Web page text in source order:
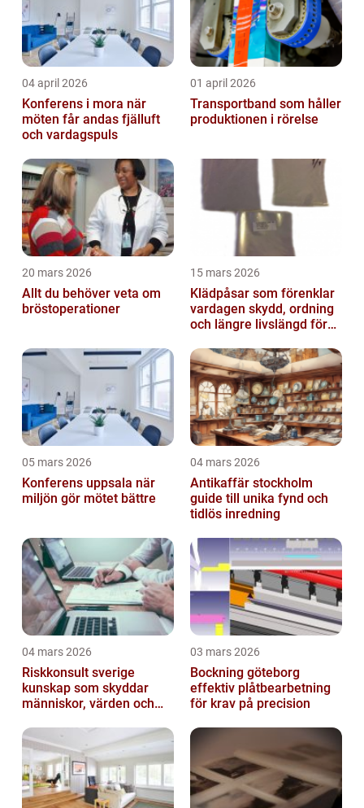
04 april 2026
Konferens i mora när
möten får andas fjälluft
och vardagspuls
01 april 2026
Transportband som håller
produktionen i rörelse
20 mars 2026
Allt du behöver veta om
bröstoperationer
15 mars 2026
Klädpåsar som förenklar
vardagen skydd, ordning
och längre livslängd för
05 mars 2026
Konferens uppsala när
miljön gör mötet bättre
04 mars 2026
Antikaffär stockholm
guide till unika fynd och
tidlös inredning
04 mars 2026
Riskkonsult sverige
kunskap som skyddar
människor, värden och
03 mars 2026
Bockning göteborg
effektiv plåtbearbetning
för krav på precision